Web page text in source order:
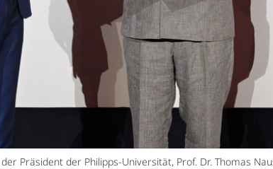
Präsident der Philipps-Universität, Prof. Dr. Thomas